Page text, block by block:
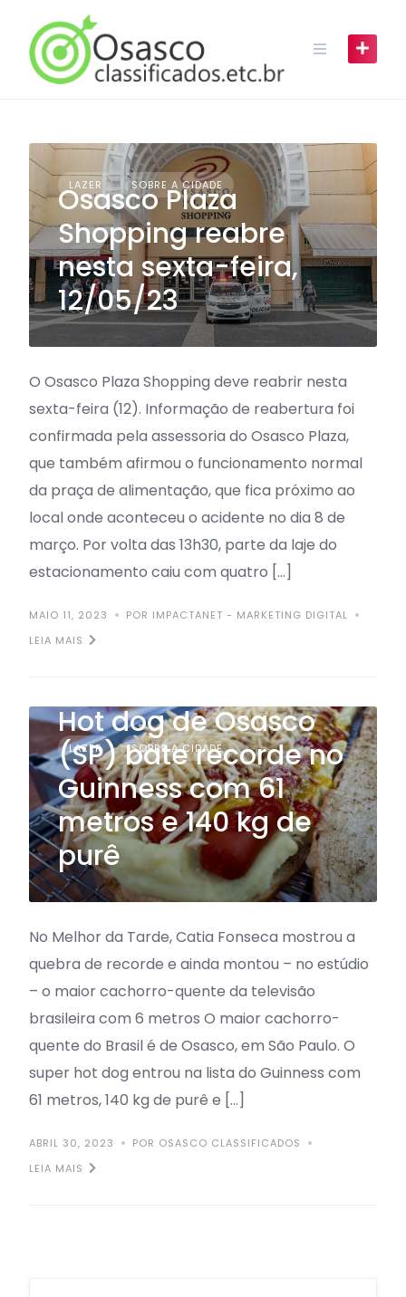
content
LAZER SOBRE A CIDADE
Osasco Plaza
Shopping reabre
nesta sexta-feira,
12/05/23
O Osasco Plaza Shopping deve reabrir nesta
sexta-feira (12). Informação de reabertura foi
confirmada pela assessoria do Osasco Plaza,
que também afirmou o funcionamento normal
da praça de alimentação, que fica próximo ao
local onde aconteceu o acidente no dia 8 de
março. Por volta das 13h30, parte da laje do
estacionamento caiu com quatro […]
MAIO 11, 2023
POR IMPACTANET - MARKETING DIGITAL
LEIA MAIS
LAZER SOBRE A CIDADE
Hot dog de Osasco
(SP) bate recorde no
Guinness com 61
metros e 140 kg de
purê
No Melhor da Tarde, Catia Fonseca mostrou a
quebra de recorde e ainda montou – no estúdio
– o maior cachorro-quente da televisão
brasileira com 6 metros O maior cachorro-
quente do Brasil é de Osasco, em São Paulo. O
super hot dog entrou na lista do Guinness com
61 metros, 140 kg de purê e […]
ABRIL 30, 2023
POR OSASCO CLASSIFICADOS
LEIA MAIS